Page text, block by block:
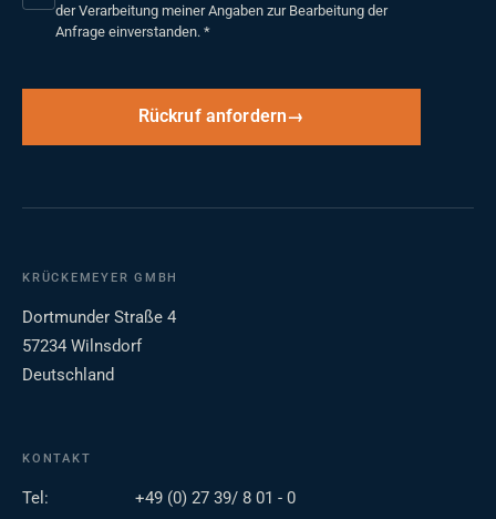
der Verarbeitung meiner Angaben zur Bearbeitung der
Anfrage einverstanden. *
Rückruf anfordern
KRÜCKEMEYER GMBH
Dortmunder Straße 4
57234 Wilnsdorf
Deutschland
KONTAKT
Tel:
+49 (0) 27 39/ 8 01 - 0